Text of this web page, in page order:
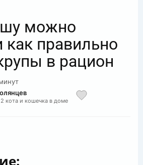
можно
правильно
в рацион
кота и кошечка в доме